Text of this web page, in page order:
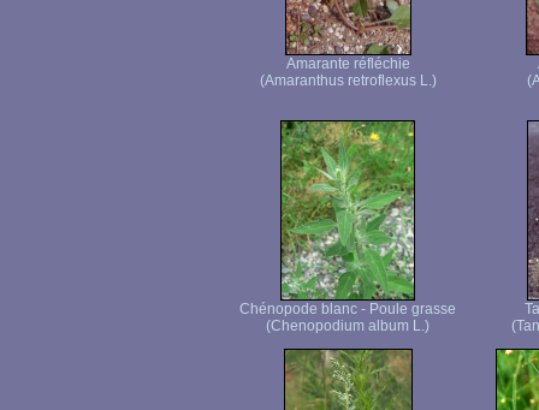
Amarante réfléchie
(Amaranthus retroflexus L.)
Chénopode blanc - Poule grasse
(Chenopodium album L.)